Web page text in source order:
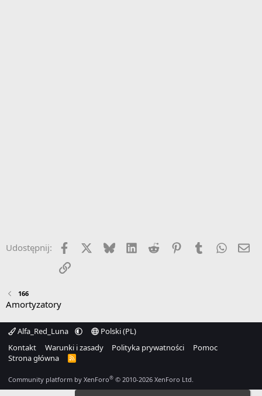
Udostępnij: Facebook Bluesky LinkedInReddit PinterestTumblr
Link
166
Amortyzatory
Alfa_Red_Luna
Polski (PL)
Kontakt
Warunki i zasady Polityka prywatności
Pomoc
Strona główna
R
Community platform by XenForo® © 2010-2026 XenForo Ltd.